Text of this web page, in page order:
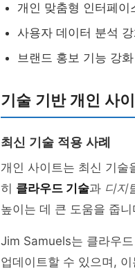
개인 맞춤형 인터페이
사용자 데이터 분석
브랜드 홍보 기능 강화
기술 기반 개인 사
최신 기술 적용 사례
개인 사이트는 최신 기술
히 클라우드 기술과 디지
높이는 데 큰 도움을 줍니
Jim Samuels는 클라우
업데이트할 수 있으며,